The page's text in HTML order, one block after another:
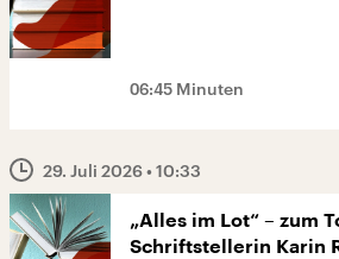
06:45 Minuten
29. Juli 2026• 10:33
„Alles im Lot“ – zum
Schriftstellerin Karin